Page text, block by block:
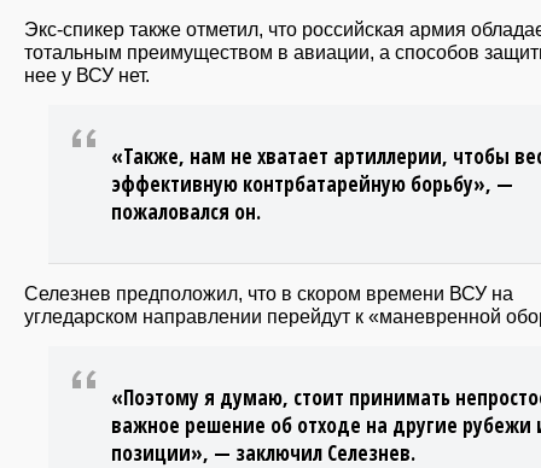
Экс-спикер также отметил, что российская армия
тотальным преимуществом в авиации, а способов
нее у ВСУ нет.
«Также, нам не хватает артиллерии, чтобы
эффективную контрбатарейную борьбу», —
пожаловался он.
Селезнев предположил, что в скором времени ВСУ на
угледарском направлении перейдут к «маневренной
«Поэтому я думаю, стоит принимать
важное решение об отходе на другие рубежи
позиции», — заключил Селезнев.